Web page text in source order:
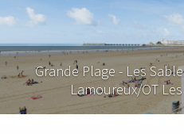
Grande Plage - Les
Lamoureux/OT